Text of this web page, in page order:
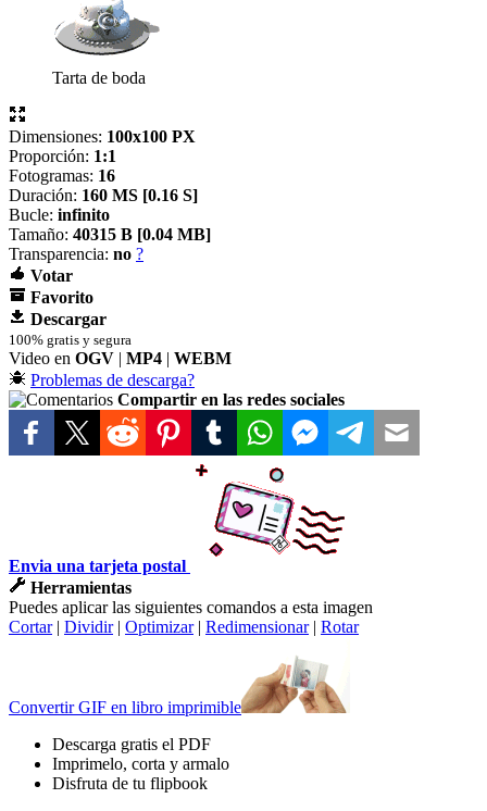
Tarta de boda
Dimensiones: 100x100 PX
Proporción: 1:1
Fotogramas: 16
Duración: 160 MS [0.16 S]
Bucle: infinito
Tamaño: 40315 B [0.04 MB]
Transparencia: no ?
Votar
Favorito
Descargar
100% gratis y segura
Video en OGV | MP4 | WEBM
Problemas de descarga?
Compartir en las redes sociales
Envia una tarjeta postal
Herramientas
Puedes aplicar las siguientes comandos a esta imagen
Cortar| Dividir| Optimizar| Redimensionar| Rotar
Convertir GIF en libro imprimible
Descarga gratis el PDF
Imprimelo, corta y armalo
Disfruta de tu flipbook